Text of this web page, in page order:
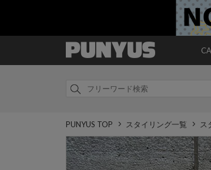
PUNYUS TOP スタイリング一覧 ス